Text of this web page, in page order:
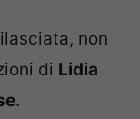
non
di Lidia
.